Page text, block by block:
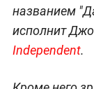
названием
исполнит
Independent.